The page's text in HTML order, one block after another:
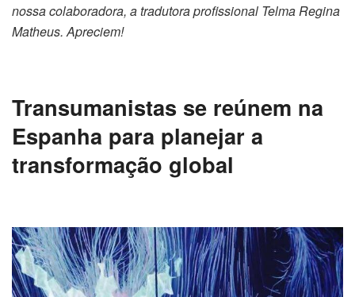
nossa colaboradora, a tradutora profissional Telma Regina
Matheus. Apreciem!
Transumanistas se reúnem na
Espanha para planejar a
transformação global